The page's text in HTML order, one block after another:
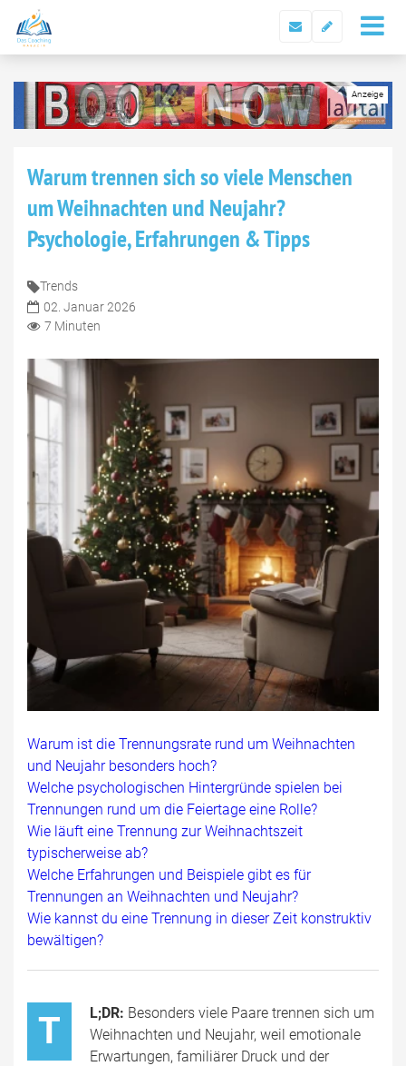
Warum trennen sich so viele Menschen
um Weihnachten und Neujahr?
Psychologie, Erfahrungen & Tipps
Trends
02. Januar 2026
7 Minuten
Warum ist die Trennungsrate rund um Weihnachten
und Neujahr besonders hoch?
Welche psychologischen Hintergründe spielen bei
Trennungen rund um die Feiertage eine Rolle?
Wie läuft eine Trennung zur Weihnachtszeit
typischerweise ab?
Welche Erfahrungen und Beispiele gibt es für
Trennungen an Weihnachten und Neujahr?
Wie kannst du eine Trennung in dieser Zeit konstruktiv
bewältigen?
T L;DR: Besonders viele Paare trennen sich um
Weihnachten und Neujahr, weil emotionale
Erwartungen, familiärer Druck und der